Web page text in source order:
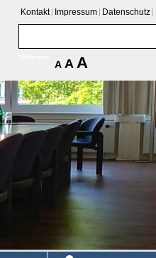
Kontakt Impressum Datenschutz
A A A